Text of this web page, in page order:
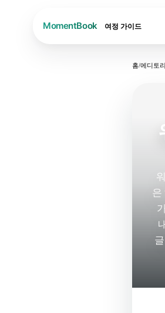
여정 가이드
홈/에디토
은